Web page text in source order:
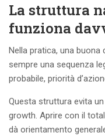
La struttura
funziona
Nella pratica, una
sempre una sequenza
probabile, priorità
Questa struttura evita
growth. Aprire con il
dà orientamento